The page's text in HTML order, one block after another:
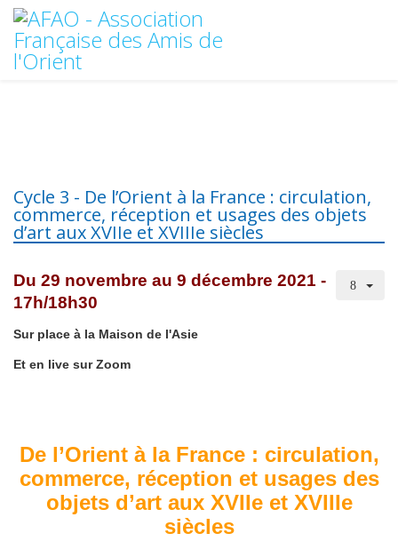
Cycle 3 - De l’Orient à la France : circulation,
commerce, réception et usages des objets
d’art aux XVIIe et XVIIIe siècles
Du 29 novembre au 9 décembre 2021 -
17h/18h30
Sur place à la Maison de l'Asie
Et en live sur Zoom
De l’Orient à la France : circulation,
commerce, réception et usages des
objets d’art aux XVIIe et XVIIIe
siècles